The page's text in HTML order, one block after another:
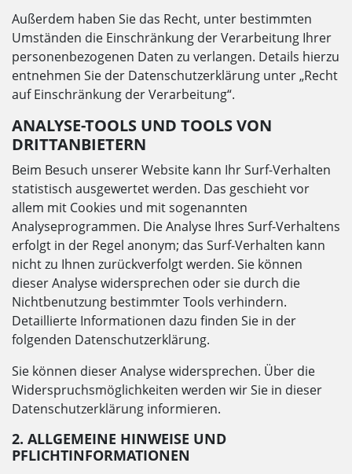
Außerdem haben Sie das Recht, unter bestimmten
Umständen die Einschränkung der Verarbeitung Ihrer
personenbezogenen Daten zu verlangen. Details hierzu
entnehmen Sie der Datenschutzerklärung unter „Recht
auf Einschränkung der Verarbeitung“.
ANALYSE-TOOLS UND TOOLS VON
DRITTANBIETERN
Beim Besuch unserer Website kann Ihr Surf-Verhalten
statistisch ausgewertet werden. Das geschieht vor
allem mit Cookies und mit sogenannten
Analyseprogrammen. Die Analyse Ihres Surf-Verhaltens
erfolgt in der Regel anonym; das Surf-Verhalten kann
nicht zu Ihnen zurückverfolgt werden. Sie können
dieser Analyse widersprechen oder sie durch die
Nichtbenutzung bestimmter Tools verhindern.
Detaillierte Informationen dazu finden Sie in der
folgenden Datenschutzerklärung.
Sie können dieser Analyse widersprechen. Über die
Widerspruchsmöglichkeiten werden wir Sie in dieser
Datenschutzerklärung informieren.
2. ALLGEMEINE HINWEISE UND
PFLICHTINFORMATIONEN